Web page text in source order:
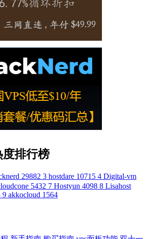
度排行榜
29882 3 hostdare 10715 4 Digital-vm
5432 7 Hostyun 4098 8 Lisahost
9 akkocloud 1564